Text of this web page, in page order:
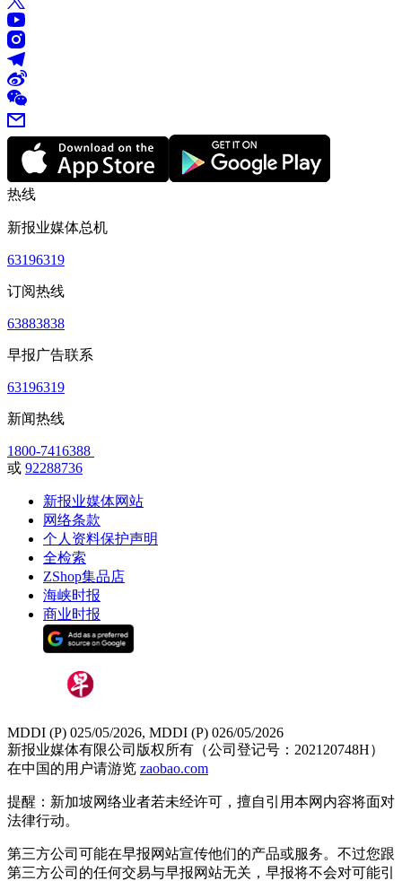
热线
新报业媒体总机
63196319
订阅热线
63883838
早报广告联系
63196319
新闻热线
1800-7416388
或 92288736
新报业媒体网站
网络条款
个人资料保护声明
全检索
ZShop集品店
海峡时报
商业时报
MDDI (P) 025/05/2026, MDDI (P) 026/05/2026
新报业媒体有限公司版权所有（公司登记号：202120748H）
在中国的用户请游览 zaobao.com
提醒：新加坡网络业者若未经许可，擅自引用本网内容将面对
法律行动。
第三方公司可能在早报网站宣传他们的产品或服务。不过您跟
第三方公司的任何交易与早报网站无关，早报将不会对可能引